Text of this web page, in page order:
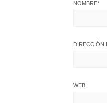
NOMBRE*
DIRECCIÓN
WEB